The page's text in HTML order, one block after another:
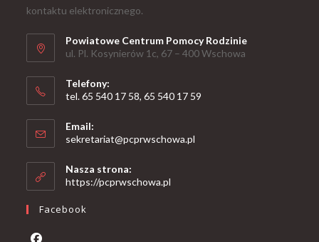
kontaktu elektronicznego.
Powiatowe Centrum Pomocy Rodzinie
ul. Pl. Kosynierów 1c, 67 – 400 Wschowa
Telefony:
tel. 65 540 17 58, 65 540 17 59
Email:
sekretariat@pcprwschowa.pl
Nasza strona:
https://pcprwschowa.pl
Facebook